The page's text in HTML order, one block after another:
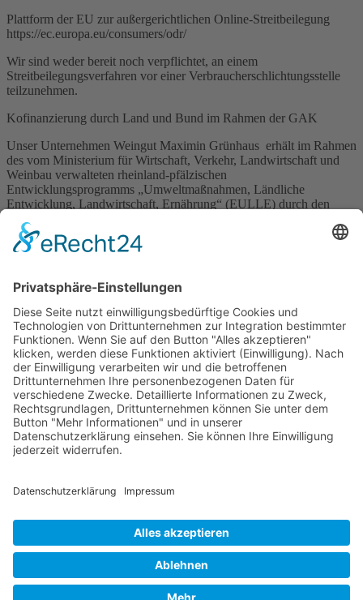
Plattform der EU zur außergerichtlichen Online-Streitbeilegung
https://ec.europa.eu/consumers/odr/
Wir sind weder bereit noch verpflichtet, an einem
Streitbeilegungsverfahren vor einer Verbraucherschlichtungsstelle
teilzunehmen.
Kofinanzierung durch Land und Bund im Rahmen der GAK
Unser Unternehmen Weingut Maximin Grünhaus erhält im Rahmen
des vom Ministerium für Wirtschaft, Verkehr, Landwirtschaft und
Weinbau verwalteten rheinland-pfälzischen
Entwicklungsprogramms „Umweltmaßnahmen, Ländliche
Entwicklung, Landwirtschaft, Ernährung“ (EULLE) durch den
Europäischen Landwirtschaftsfonds für die Entwicklung des
ländlichen Raums (ELER) kofinanziert durch das Land eine
Förderung für seine Leistungen:
Biotechnische Pflanzenschutzverfahren im Weinbau und
Umwandlung einzelner Ackerflächen in Grünland
Sprühdrohne, Steillagenraupe mit Transportanhänger, Tankanlage
für Pflanzenschutz und Pfahldücker Weinlagertanks mit
Doppelmantel und Temperatursteuerung.
Maximin Grünhaus 1
Datenschutz